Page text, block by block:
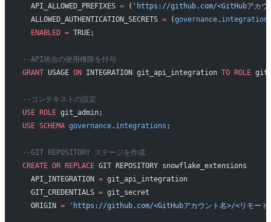
  API_ALLOWED_PREFIXES
= ( 'https://github.com/<GitHubアカウ
  ALLOWED_AUTHENTICATION_SECRETS
= (governance.
  ENABLED
= TRUE;
--API統合の使用権限を付与
GRANT USAGE ON INTEGRATION git_api_integration TO ROLE
--コンテキストの設定
USE ROLE git_admin;
USE SCHEMA governance. integrations ;
--GIT REPOSITORY ステージを作成
CREATE OR REPLACE GIT REPOSITORY snowflake_extensions
  API_INTEGRATION
= git_api_integration
  GIT_CREDENTIALS
= git_secret
  ORIGIN
= 'https://github.com/<GitHubアカウント名>/<リモート